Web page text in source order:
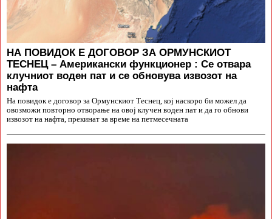
НА ПОВИДОК Е ДОГОВОР ЗА ОРМУНСКИОТ
ТЕСНЕЦ – Американски функционер : Се отвара
клучниот воден пат и се обновува извозот на
нафта
На повидок е договор за Ормунскиот Теснец, кој наскоро би можел да
овозможи повторно отворање на овој клучен воден пат и да го обнови
извозот на нафта, прекинат за време на петмесечната